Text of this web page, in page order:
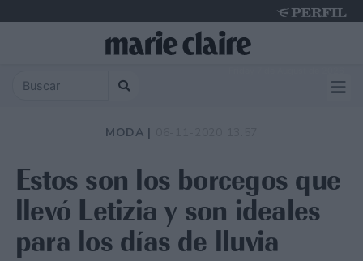
MODA |
Estos son los borcegos que
llevó Letizia y son ideales
para los días de lluvia